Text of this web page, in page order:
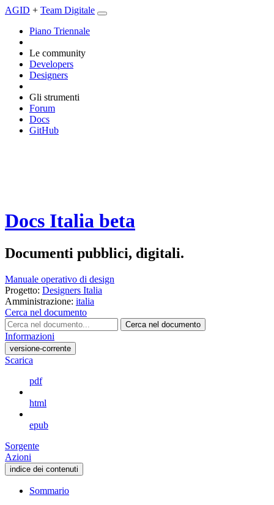
AGID + Team Digitale
Piano Triennale
Le community
Developers
Designers
Gli strumenti
Forum
Docs
GitHub
Docs Italia beta
Documenti pubblici, digitali.
Manuale operativo di design
Progetto: Designers Italia
Amministrazione: italia
Cerca nel documento
Cerca nel documento
Informazioni
versione-corrente
Scarica
pdf
html
epub
Sorgente
Azioni
indice dei contenuti
Sommario